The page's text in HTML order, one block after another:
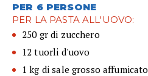
PER 6 PERSONE
PER LA PASTA ALL'UOVO:
250 gr di zucchero
12 tuorli d'uovo
1 kg di sale grosso affumicato